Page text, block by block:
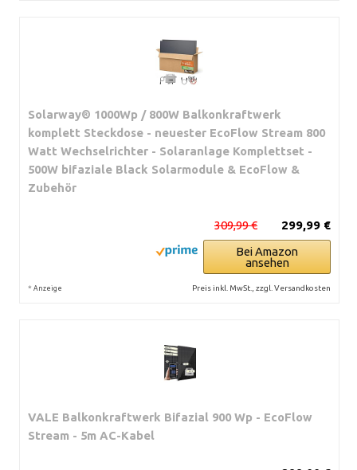
Solarway® 1000Wp / 800W Balkonkraftwerk
komplett Steckdose - neuester EcoFlow Stream 800
Watt Wechselrichter - Solaranlage Komplettset -
500W bifaziale Black Solarmodule & EcoFlow &
Zubehör
299,99 €
309,99 €
Bei Amazon
ansehen
* Anzeige Preis inkl. MwSt., zzgl. Versandkosten
VALE Balkonkraftwerk Bifazial 900 Wp - EcoFlow
Stream - 5m AC-Kabel